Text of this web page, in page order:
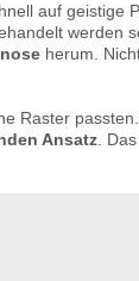
auf geistige
werden
herum.
Raster
Ansatz .